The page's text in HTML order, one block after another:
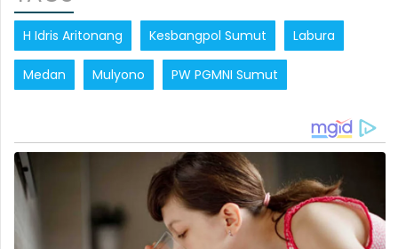
H Idris Aritonang Kesbangpol Sumut Labura
Medan Mulyono PW PGMNI Sumut